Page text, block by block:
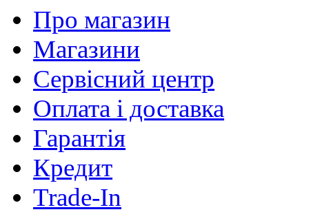
Про магазин
Магазини
Сервісний центр
Оплата і доставка
Гарантія
Кредит
Trade-In